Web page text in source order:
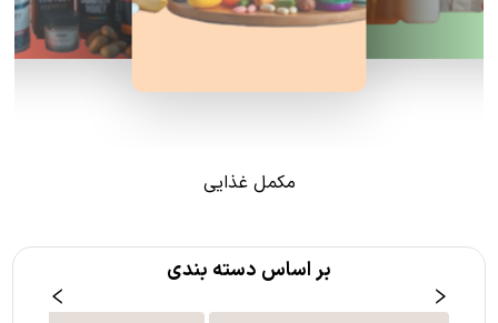
مکمل غذایی
بر اساس دسته بندی